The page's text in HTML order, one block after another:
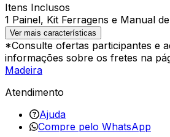
Itens Inclusos
1 Painel, Kit Ferragens e Manual
Ver mais características
*Consulte ofertas participantes e
informações sobre os fretes na
Madeira
Atendimento
Ajuda
Compre pelo WhatsApp